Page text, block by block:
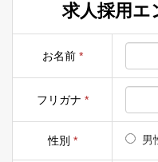
求人採用エ
お名前*
フリガナ *
性別 * 男